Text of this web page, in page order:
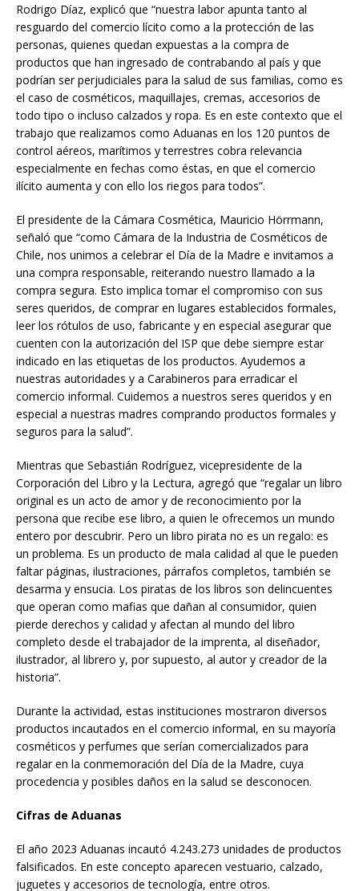
Rodrigo Díaz, explicó que “nuestra labor apunta tanto al
resguardo del comercio lícito como a la protección de las
personas, quienes quedan expuestas a la compra de
productos que han ingresado de contrabando al país y que
podrían ser perjudiciales para la salud de sus familias, como es
el caso de cosméticos, maquillajes, cremas, accesorios de
todo tipo o incluso calzados y ropa. Es en este contexto que el
trabajo que realizamos como Aduanas en los 120 puntos de
control aéreos, marítimos y terrestres cobra relevancia
especialmente en fechas como éstas, en que el comercio
ilícito aumenta y con ello los riegos para todos”.
El presidente de la Cámara Cosmética, Mauricio Hörrmann,
señaló que “como Cámara de la Industria de Cosméticos de
Chile, nos unimos a celebrar el Día de la Madre e invitamos a
una compra responsable, reiterando nuestro llamado a la
compra segura. Esto implica tomar el compromiso con sus
seres queridos, de comprar en lugares establecidos formales,
leer los rótulos de uso, fabricante y en especial asegurar que
cuenten con la autorización del ISP que debe siempre estar
indicado en las etiquetas de los productos. Ayudemos a
nuestras autoridades y a Carabineros para erradicar el
comercio informal. Cuidemos a nuestros seres queridos y en
especial a nuestras madres comprando productos formales y
seguros para la salud”.
Mientras que Sebastián Rodríguez, vicepresidente de la
Corporación del Libro y la Lectura, agregó que “regalar un libro
original es un acto de amor y de reconocimiento por la
persona que recibe ese libro, a quien le ofrecemos un mundo
entero por descubrir. Pero un libro pirata no es un regalo: es
un problema. Es un producto de mala calidad al que le pueden
faltar páginas, ilustraciones, párrafos completos, también se
desarma y ensucia. Los piratas de los libros son delincuentes
que operan como mafias que dañan al consumidor, quien
pierde derechos y calidad y afectan al mundo del libro
completo desde el trabajador de la imprenta, al diseñador,
ilustrador, al librero y, por supuesto, al autor y creador de la
historia”.
Durante la actividad, estas instituciones mostraron diversos
productos incautados en el comercio informal, en su mayoría
cosméticos y perfumes que serían comercializados para
regalar en la conmemoración del Día de la Madre, cuya
procedencia y posibles daños en la salud se desconocen.
Cifras de Aduanas
El año 2023 Aduanas incautó 4.243.273 unidades de productos
falsificados. En este concepto aparecen vestuario, calzado,
juguetes y accesorios de tecnología, entre otros.